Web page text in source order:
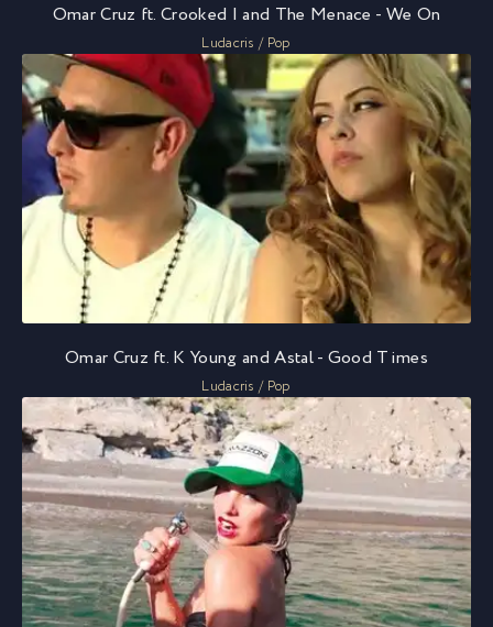
Omar Cruz ft. Crooked I and The Menace - We On
Ludacris / Pop
Omar Cruz ft. K Young and Astal - Good Times
Ludacris / Pop